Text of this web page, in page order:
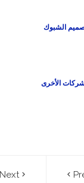
الشبوك
الأخرى
Next